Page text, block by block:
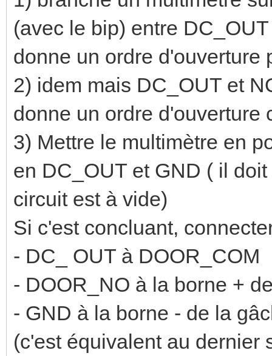
(avec le bip) entre
donne un ordre d'ouverture
2) idem mais DC_OUT et
donne un ordre d'ouverture
3) Mettre le multimètre en
en DC_OUT et GND ( il
circuit est à vide)
Si c'est concluant,
- DC_ OUT à DOOR_COM
- DOOR_NO à la borne +
- GND à la borne - de la
(c'est équivalent au dernier